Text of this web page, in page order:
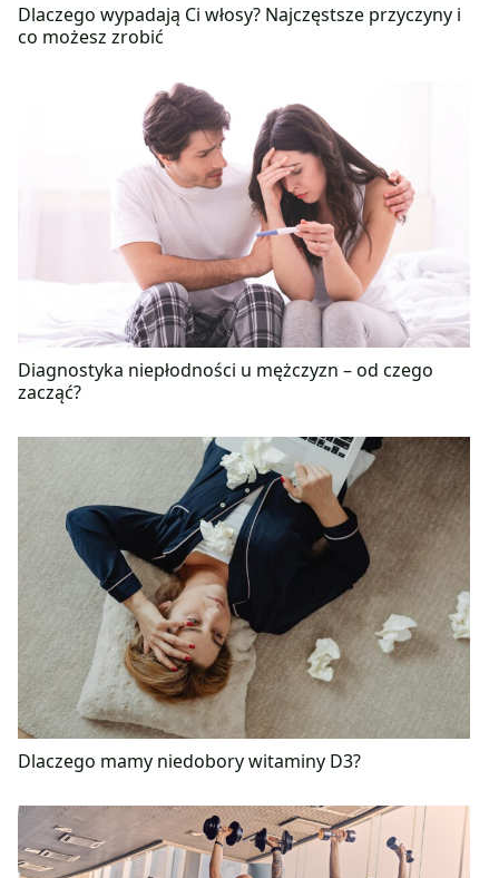
Dlaczego wypadają Ci włosy? Najczęstsze przyczyny i
co możesz zrobić
Diagnostyka niepłodności u mężczyzn – od czego
zacząć?
Dlaczego mamy niedobory witaminy D3?